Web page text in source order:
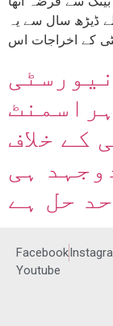
ڈیڑھ سال سے یہ
کے خلاف
ہی
حل ہے
Facebook
Youtube